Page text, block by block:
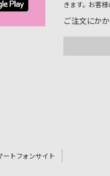
きます。お客
ご注文にか
ートフォンサイト